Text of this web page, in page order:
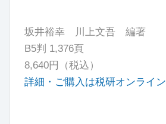
坂井裕幸 川上文吾 編著
B5判 1,376頁
8,640円（税込）
詳細・ご購入は税研オンライ